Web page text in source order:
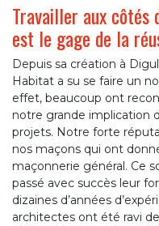
Travailler aux côtés
est le gage de la
Depuis sa création à
Habitat a su se faire un
effet, beaucoup ont
notre grande implication
projets. Notre forte
nos maçons qui ont
maçonnerie général. Ce
passé avec succès leur
dizaines d’années
architectes ont été ravi